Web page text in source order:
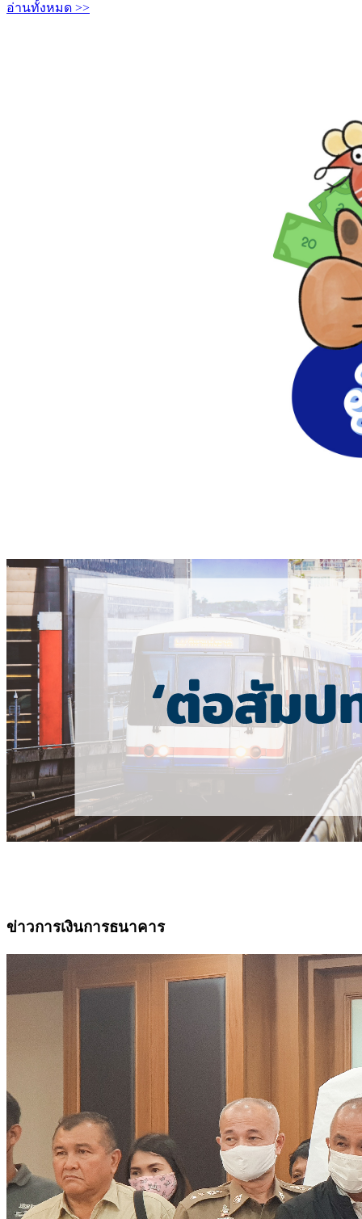
อ่านทั้งหมด >>
ข่าวการเงินการธนาคาร